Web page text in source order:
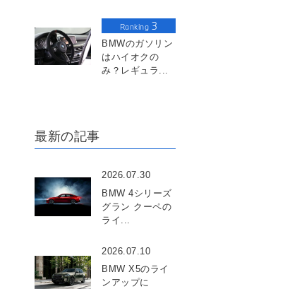
Ranking 3
BMWのガソリン
はハイオクの
み？レギュラ...
最新の記事
2026.07.30
BMW 4シリーズ
グラン クーペの
ライ...
2026.07.10
BMW X5のライ
ンアップに